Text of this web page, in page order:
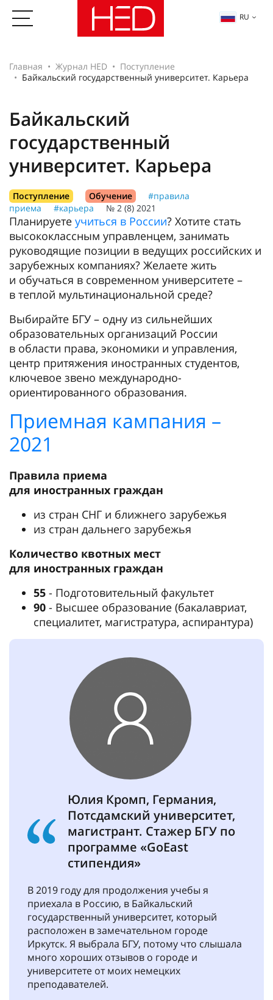
RU
Главная Журнал HED
Поступление
Байкальский государственный университет. Карьера
Байкальский
государственный
университет. Карьера
Поступление Обучение
#правила
приема
#карьера № 2 (8) 2021
Планируете учиться в России? Хотите стать
высококлассным управленцем, занимать
руководящие позиции в ведущих российских и
зарубежных компаниях? Желаете жить
и обучаться в современном университете –
в теплой мультинациональной среде?
Выбирайте БГУ – одну из сильнейших
образовательных организаций России
в области права, экономики и управления,
центр притяжения иностранных студентов,
ключевое звено международно-
ориентированного образования.
Приемная кампания –
2021
Правила приема
для иностранных граждан
из стран СНГ и ближнего зарубежья
из стран дальнего зарубежья
Количество квотных мест
для иностранных граждан
55 - Подготовительный факультет
90 - Высшее образование (бакалавриат,
специалитет, магистратура, аспирантура)
Юлия Кромп, Германия,
Потсдамский университет,
магистрант. Стажер БГУ по
программе «GoЕаst
стипендия»
В 2019 году для продолжения учебы я
приехала в Россию, в Байкальский
государственный университет, который
расположен в замечательном городе
Иркутск. Я выбрала БГУ, потому что слышала
много хороших отзывов о городе и
университете от моих немецких
преподавателей.